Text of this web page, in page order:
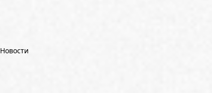
Emurgo
Новости